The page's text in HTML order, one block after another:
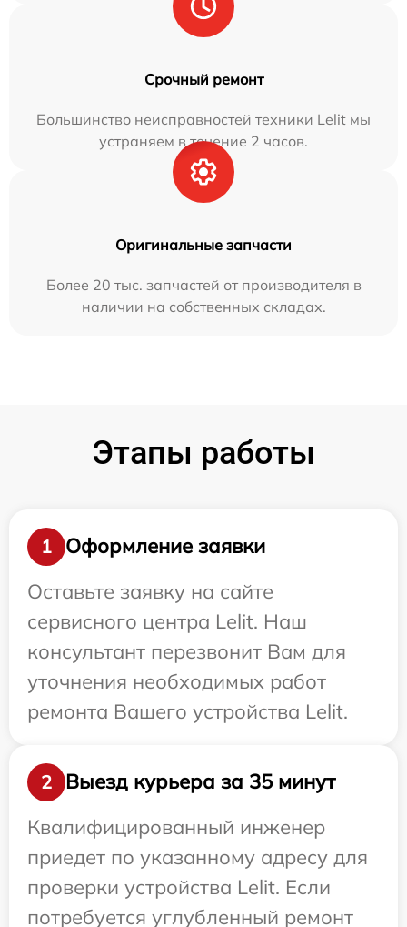
Срочный ремонт
Большинство неисправностей техники Lelit мы
устраняем в течение 2 часов.
Оригинальные запчасти
Более 20 тыс. запчастей от производителя в
наличии на собственных складах.
Этапы работы
1
Оформление заявки
Оставьте заявку на сайте
сервисного центра Lelit. Наш
консультант перезвонит Вам для
уточнения необходимых работ
ремонта Вашего устройства Lelit.
2
Выезд курьера за 35 минут
Квалифицированный инженер
приедет по указанному адресу для
проверки устройства Lelit. Если
потребуется углубленный ремонт